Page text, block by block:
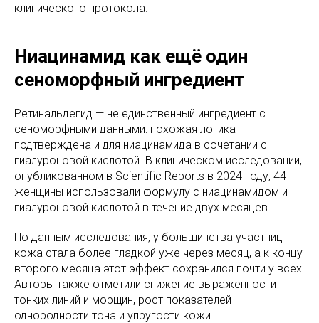
клинического протокола.
Ниацинамид как ещё один
сеноморфный ингредиент
Ретинальдегид — не единственный ингредиент с
сеноморфными данными: похожая логика
подтверждена и для ниацинамида в сочетании с
гиалуроновой кислотой. В клиническом исследовании,
опубликованном в Scientific Reports в 2024 году, 44
женщины использовали формулу с ниацинамидом и
гиалуроновой кислотой в течение двух месяцев.
По данным исследования, у большинства участниц
кожа стала более гладкой уже через месяц, а к концу
второго месяца этот эффект сохранился почти у всех.
Авторы также отметили снижение выраженности
тонких линий и морщин, рост показателей
однородности тона и упругости кожи.